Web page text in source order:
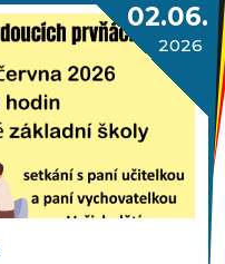
02.06.
2026